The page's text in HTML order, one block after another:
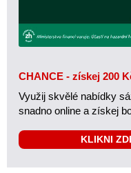
CHANCE - získej 200
Využij skvělé nabídky
snadno online a získej
KLIKNI